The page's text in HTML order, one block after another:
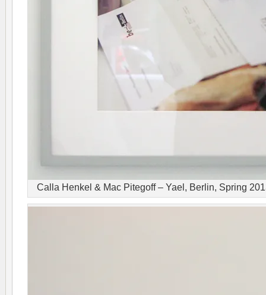
Calla Henkel & Mac Pitegoff – Yael, Berlin, Spring